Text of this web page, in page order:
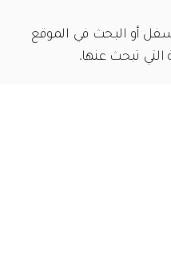
أو البحث في الموقع
تبحث عنها.